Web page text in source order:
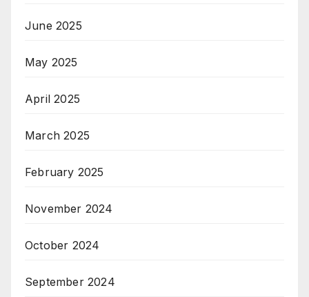
June 2025
May 2025
April 2025
March 2025
February 2025
November 2024
October 2024
September 2024